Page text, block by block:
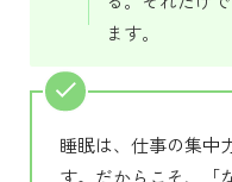
ます。
睡眠は、仕事の集中
す。だからこそ、「